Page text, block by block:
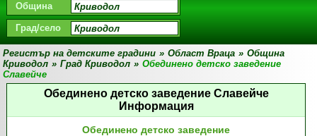
Община
Град/село
Регистър на детските градини » Област Враца » Община
Криводол » Град Криводол » Обединено детско заведение
Славейче
Обединено детско заведение Славейче
Информация
Обединено детско заведение